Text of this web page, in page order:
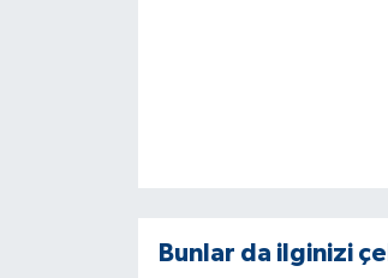
Bunlar da ilginizi